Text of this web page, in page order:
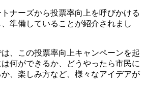
ナーズから投票率向上を呼びかける
準備していること が紹介されまし
、この投票率向上キャンペーンを起
何ができるか、どうやったら市民に
、楽しみ方など、様々なアイデアが